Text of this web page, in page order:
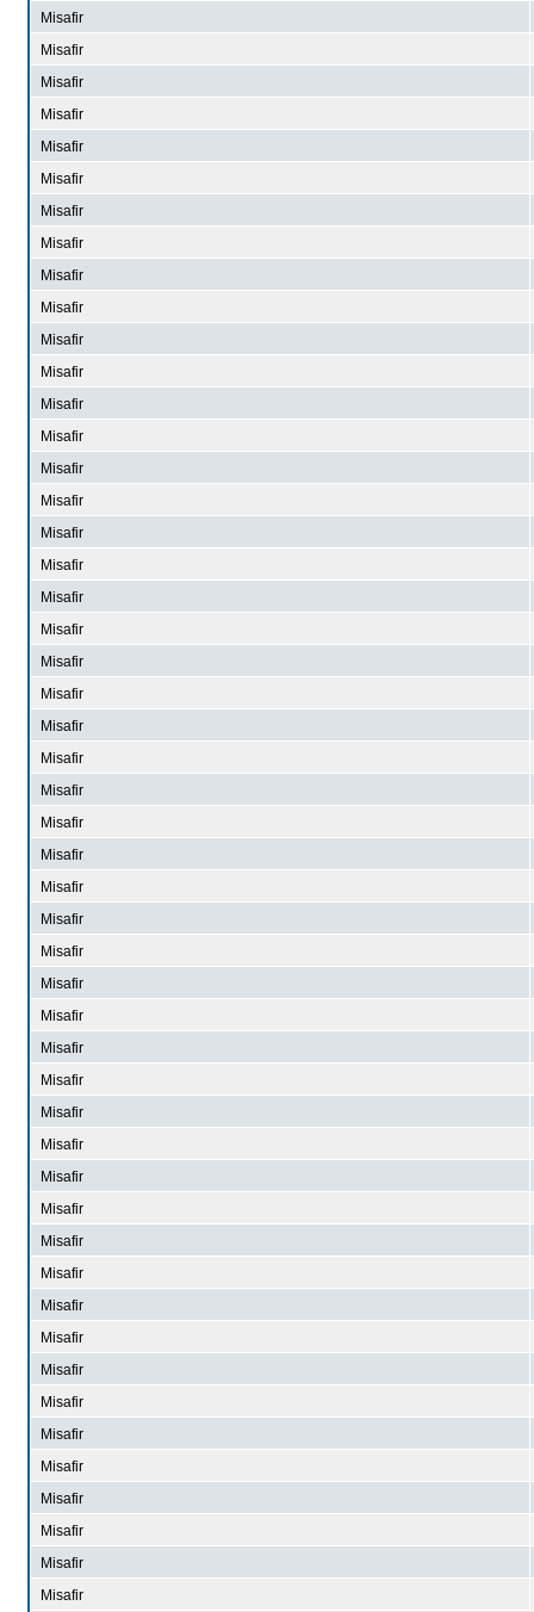
Misafir
Misafir
Misafir
Misafir
Misafir
Misafir
Misafir
Misafir
Misafir
Misafir
Misafir
Misafir
Misafir
Misafir
Misafir
Misafir
Misafir
Misafir
Misafir
Misafir
Misafir
Misafir
Misafir
Misafir
Misafir
Misafir
Misafir
Misafir
Misafir
Misafir
Misafir
Misafir
Misafir
Misafir
Misafir
Misafir
Misafir
Misafir
Misafir
Misafir
Misafir
Misafir
Misafir
Misafir
Misafir
Misafir
Misafir
Misafir
Misafir
Misafir